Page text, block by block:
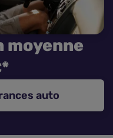
moyenne
auto